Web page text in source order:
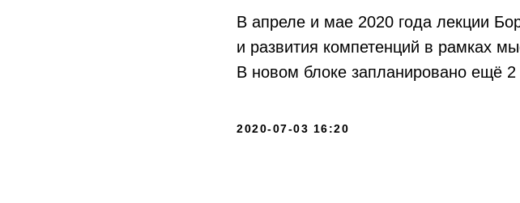
В апреле и мае 2020 года лекции
и развития компетенций в рамках
В новом блоке запланировано ещё 2
2020-07-03 16:20